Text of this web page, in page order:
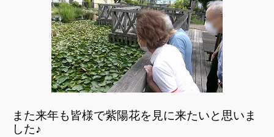
また来年も皆様で紫陽花を見に来たいと思いま
した♪